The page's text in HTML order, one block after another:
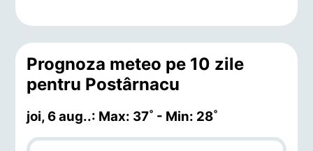
Prognoza meteo pe 10 zile
pentru Postârnacu
joi, 6 aug..: Max: 37˚ - Min: 28˚